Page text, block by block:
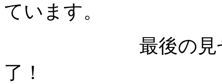
ています。
最後の見せ場と
了！